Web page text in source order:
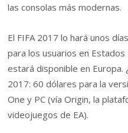
las consolas más modernas.
El FIFA 2017 lo hará unos
para los usuarios en
estará disponible en Europa.
2017: 60 dólares para la
One y PC (vía Origin, la
videojuegos de EA).